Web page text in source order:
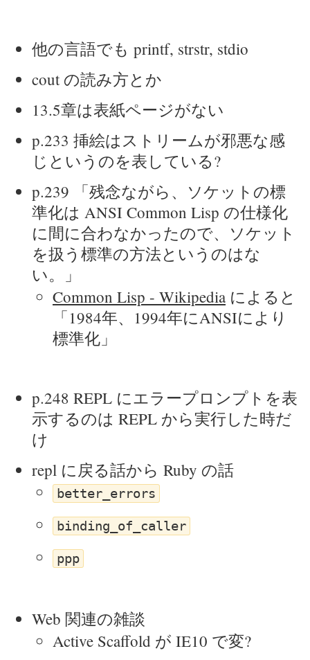
他の言語でも printf, strstr, stdio
cout の読み方とか
13.5章は表紙ページがない
p.233 挿絵はストリームが邪悪な感
じというのを表している?
p.239 「残念ながら、ソケットの標
準化は ANSI Common Lisp の仕様化
に間に合わなかったので、ソケット
を扱う標準の方法というのはな
い。」
Common Lisp - Wikipedia によると
「1984年、1994年にANSIにより
標準化」
p.248 REPL にエラープロンプトを表
示するのは REPL から実行した時だ
け
repl に戻る話から Ruby の話
better_errors
binding_of_caller
ppp
Web 関連の雑談
Active Scaffold が IE10 で変?